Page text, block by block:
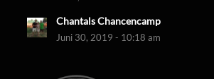
Chantals Chancencamp
Juni 30, 2019 - 10:18 am